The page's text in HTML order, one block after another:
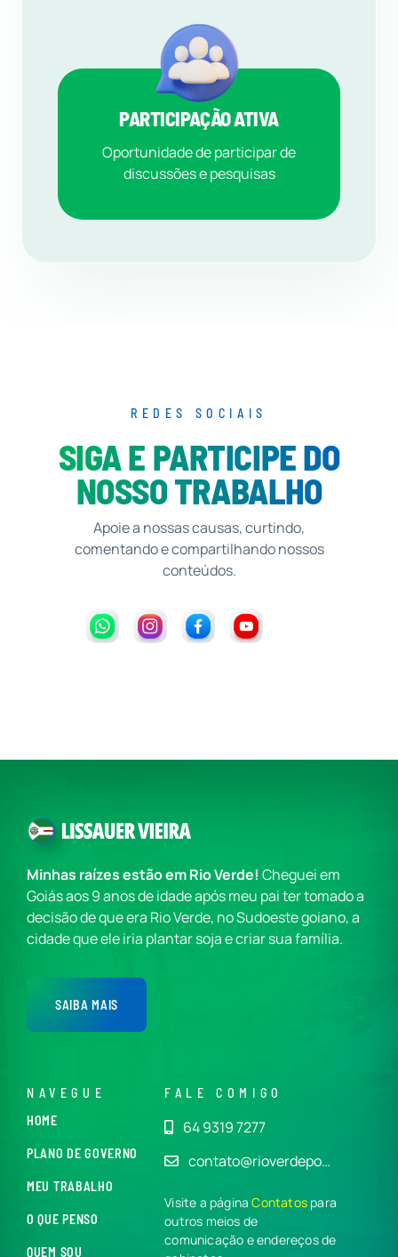
PARTICIPAÇÃO ATIVA
Oportunidade de participar de
discussões e pesquisas
REDES SOCIAIS
SIGA E PARTICIPE DO
NOSSO TRABALHO
Apoie a nossas causas, curtindo,
comentando e compartilhando nossos
conteúdos.
Minhas raízes estão em Rio Verde! Cheguei em
Goiás aos 9 anos de idade após meu pai ter tomado a
decisão de que era Rio Verde, no Sudoeste goiano, a
cidade que ele iria plantar soja e criar sua família.
SAIBA MAIS
NAVEGUE
HOME
PLANO DE GOVERNO
MEU TRABALHO
O QUE PENSO
QUEM SOU
FALE COMIGO
64 9319 7277
contato@rioverdepo…
Visite a páginaContatos para
outros meios de
comunicação e endereços de